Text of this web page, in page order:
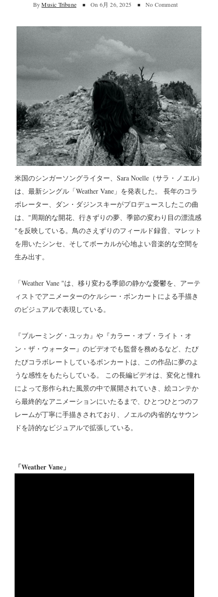
By Music Tribune On 6月 26, 2025 No Comment
米国のシンガーソングライター、Sara Noelle（サラ・ノエル）
は、最新シングル「Weather Vane」を発表した。 長年のコラ
ボレーター、ダン・ダジンスキーがプロデュースしたこの曲
は、"周期的な開花、行きずりの夢、季節の変わり目の漂流感
"を反映している。鳥のさえずりのフィールド録音、マレット
を用いたシンセ、そしてボーカルが心地よい音楽的な空間を
生み出す。
「Weather Vane "は、移り変わる季節の静かな憂鬱を、アーテ
ィストでアニメーターのケルシー・ボンカートによる手描き
のビジュアルで表現している。
『ブルーミング・ユッカ』や『カラー・オブ・ライト・オ
ン・ザ・ウォーター』のビデオでも監督を務めるなど、たび
たびコラボレートしているボンカートは、この作品に夢のよ
うな感性をもたらしている。 この長編ビデオは、変化と憧れ
によって形作られた風景の中で展開されていき、絵コンテか
ら最終的なアニメーションにいたるまで、ひとつひとつのフ
レームが丁寧に手描きされており、ノエルの内省的なサウン
ドを詩的なビジュアルで拡張している。
「Weather Vane」